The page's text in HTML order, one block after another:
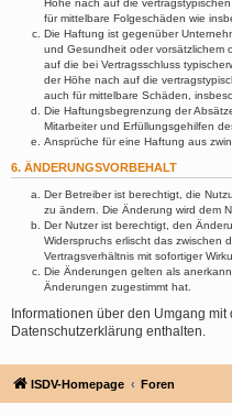
Höhe nach auf die
für mittelbare Folgeschäden wie
Die Haftung ist gegenüber
und Gesundheit oder vorsätzlichem
auf die bei Vertragsschluss
der Höhe nach auf die
auch für mittelbare Schäden,
Die Haftungsbegrenzung der
Mitarbeiter und Erfüllungsgehilfen
Ansprüche für eine Haftung aus
6. ÄNDERUNGSVORBEHALT
Der Betreiber ist berechtigt, die
zu ändern. Die Änderung wird dem
Der Nutzer ist berechtigt, den
Widerspruchs erlischt das zwischen
Vertragsverhältnis mit sofortiger
Die Änderungen gelten als
Änderungen zugestimmt hat.
Informationen über den Umgang
Datenschutzerklärung enthalten.
ISDV-Homepage Foren